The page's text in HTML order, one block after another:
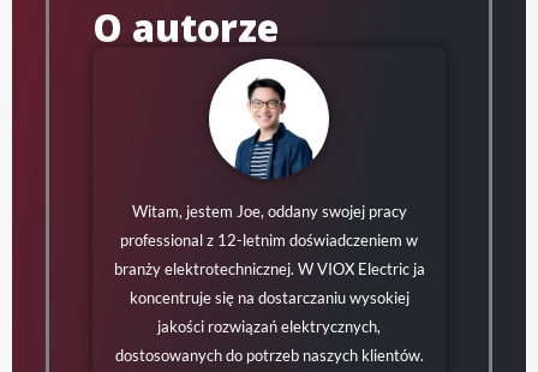
O autorze
Witam, jestem Joe, oddany swojej pracy
professional z 12-letnim doświadczeniem w
branży elektrotechnicznej. W VIOX Electric ja
koncentruje się na dostarczaniu wysokiej
jakości rozwiązań elektrycznych,
dostosowanych do potrzeb naszych klientów.